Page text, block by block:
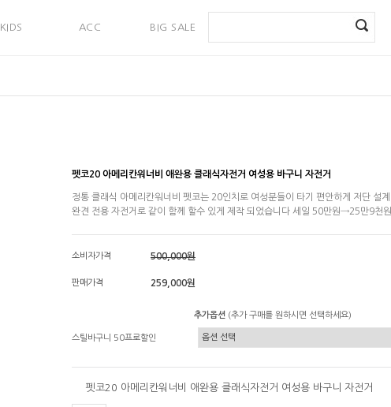
KIDS ACC BIG SALE
펫코20 아메리칸워너비 애완용 클래식자전거 여성용 바구니 자전거
정통 클래식 아메리칸워너비 펫코는 20인치로 여성분들이 타기 편안하게 저단 설
완견 전용 자전거로 같이 함께 할수 있게 제작 되었습니다 세일 50만원→25만9천원
소비자가격 500,000원
판매가격 259,000원
추가옵션 (추가 구매를 원하시면 선택하세요)
스틸바구니 50프로할인
펫코20 아메리칸워너비 애완용 클래식자전거 여성용 바구니 자전거